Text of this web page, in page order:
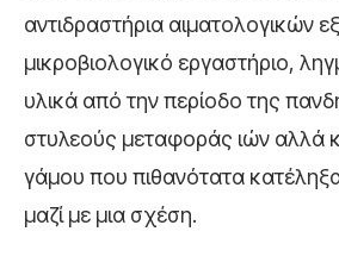
αντιδραστήρια αιματολογικών
μικροβιολογικό εργαστήριο,
υλικά από την περίοδο της
στυλεούς μεταφοράς ιών αλλά
γάμου που πιθανότατα
μαζί με μια σχέση.